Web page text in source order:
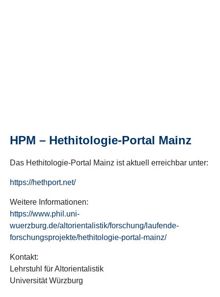
HPM – Hethitologie-Portal Mainz
Das Hethitologie-Portal Mainz ist aktuell erreichbar unter:
https://hethport.net/
Weitere Informationen:
https://www.phil.uni-
wuerzburg.de/altorientalistik/forschung/laufende-
forschungsprojekte/hethitologie-portal-mainz/
Kontakt:
Lehrstuhl für Altorientalistik
Universität Würzburg